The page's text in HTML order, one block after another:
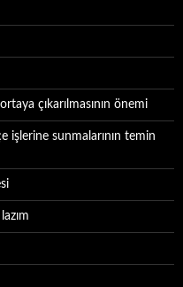
çıkarılmasının önemi
işlerine sunmalarının temin